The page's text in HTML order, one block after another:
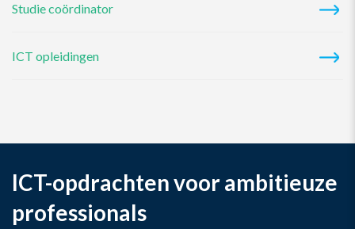
Studie coördinator
ICT opleidingen
ICT-opdrachten voor ambitieuze
professionals